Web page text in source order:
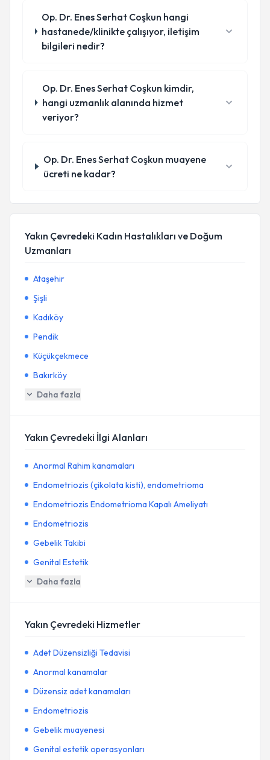
Op. Dr. Enes Serhat Coşkun hangi
hastanede/klinikte çalışıyor, iletişim
bilgileri nedir?
Op. Dr. Enes Serhat Coşkun kimdir,
hangi uzmanlık alanında hizmet
veriyor?
Op. Dr. Enes Serhat Coşkun muayene
ücreti ne kadar?
Yakın Çevredeki Kadın Hastalıkları ve Doğum
Uzmanları
Ataşehir
Şişli
Kadıköy
Pendik
Küçükçekmece
Bakırköy
Daha fazla
Yakın Çevredeki İlgi Alanları
Anormal Rahim kanamaları
Endometriozis (çikolata kisti), endometrioma
Endometriozis Endometrioma Kapalı Ameliyatı
Endometriozis
Gebelik Takibi
Genital Estetik
Daha fazla
Yakın Çevredeki Hizmetler
Adet Düzensizliği Tedavisi
Anormal kanamalar
Düzensiz adet kanamaları
Endometriozis
Gebelik muayenesi
Genital estetik operasyonları